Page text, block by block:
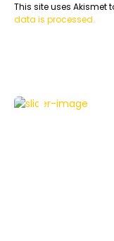
This site uses Akismet
data is processed.
NEWS